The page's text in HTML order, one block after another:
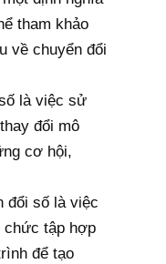
tham khảo
về chuyển đổi
là việc sử
đổi mô
cơ hội,
đổi số là việc
tập hợp
để tạo